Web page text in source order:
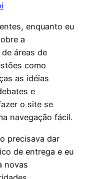
enquanto eu
a
áreas de
como
as idéias
e
o site se
navegação fácil.
precisava dar
de entrega e eu
novas